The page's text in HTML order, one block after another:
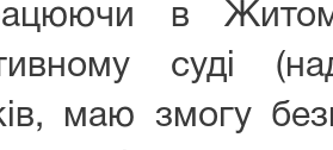
в
суді
маю змогу